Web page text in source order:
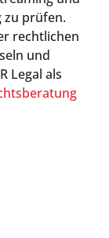
zu prüfen.
rechtlichen
und
Legal als